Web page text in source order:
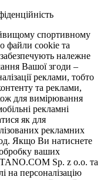
спортивному
файли cookie та
забезпечують належне
Вашої згоди –
реклами, тобто
та реклами,
для вимірювання
рекламні
як для
рекламних
Якщо Ви натиснете
ваших
Sp. z o.o. та
на персоналізацію